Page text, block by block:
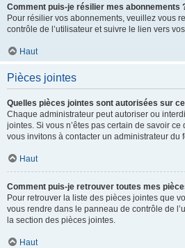
Comment puis-je résilier mes abonnements
Pour résilier vos abonnements, veuillez vous
contrôle de l’utilisateur et suivre le lien vers
Haut
Pièces jointes
Quelles pièces jointes sont autorisées sur
Chaque administrateur peut autoriser ou
jointes. Si vous n’êtes pas certain de savoir
vous invitons à contacter un administrateur du
Haut
Comment puis-je retrouver toutes mes
Pour retrouver la liste des pièces jointes que
vous rendre dans le panneau de contrôle de
la section des pièces jointes.
Haut